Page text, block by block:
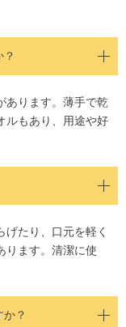
あります。薄手で乾
ルもあり、用途や好
たり、口元を軽く
ります。清潔に使
？